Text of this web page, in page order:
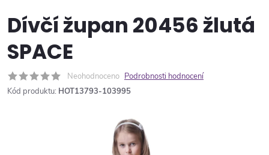
Dívčí župan 20456 žlutá
SPACE
Neohodnoceno Podrobnosti hodnocení
Kód produktu: HOT13793-103995